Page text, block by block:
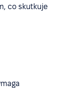
co skutkuje